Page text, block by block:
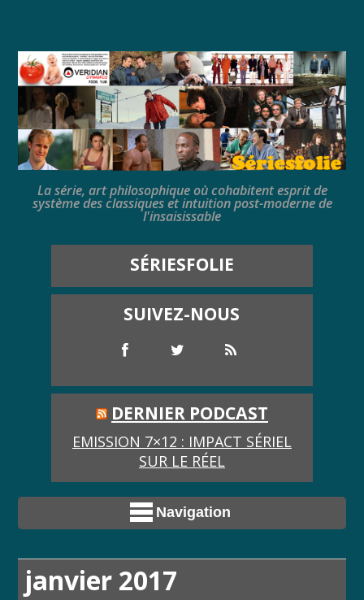
La série, art philosophique où cohabitent esprit de
système des classiques et intuition post-moderne de
l'insaisissable
SÉRIESFOLIE
SUIVEZ-NOUS
DERNIER PODCAST
EMISSION 7×12 : IMPACT SÉRIEL
SUR LE RÉEL
Navigation
janvier 2017